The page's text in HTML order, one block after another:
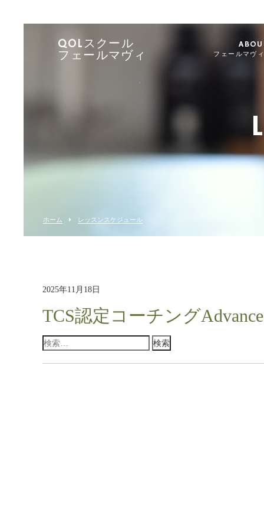
QOLスクール
フェールマヴィ
フェールマヴ
ホーム レッスンスケジュール
2025年11月18日
TCS認定コーチングAdvance
検